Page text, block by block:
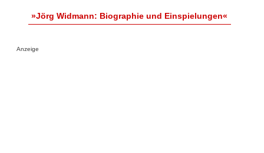
»Jörg Widmann: Biographie und Einspielungen«
Anzeige